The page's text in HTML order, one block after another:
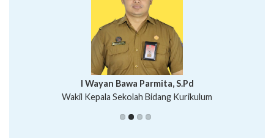
Putu Suhartana, S.Pd.
I Wayan Bawa Parmita, S.Pd
Wakil Kepala Sekolah Bidang Kurikulum
I Wayan Gede Aditya Pratita, S.Pd., M.Sn
Wakil Kepala Sekolah Bidang Kesiswaan
Ni Wayan Nopi Sutantri, S.Pd.